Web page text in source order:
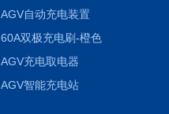
AGV自动充电装置
60A双极充电刷-橙色
AGV充电取电器
AGV智能充电站